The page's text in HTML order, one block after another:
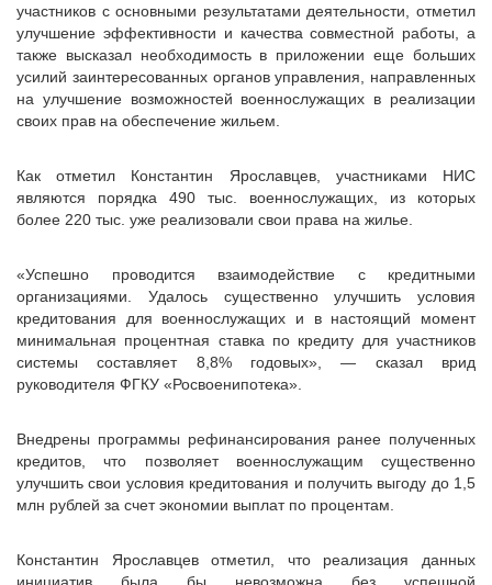
участников с основными результатами деятельности, отметил
улучшение эффективности и качества совместной работы, а
также высказал необходимость в приложении еще больших
усилий заинтересованных органов управления, направленных
на улучшение возможностей военнослужащих в реализации
своих прав на обеспечение жильем.
Как отметил Константин Ярославцев, участниками НИС
являются порядка 490 тыс. военнослужащих, из которых
более 220 тыс. уже реализовали свои права на жилье.
«Успешно проводится взаимодействие с кредитными
организациями. Удалось существенно улучшить условия
кредитования для военнослужащих и в настоящий момент
минимальная процентная ставка по кредиту для участников
системы составляет 8,8% годовых», — сказал врид
руководителя ФГКУ «Росвоенипотека».
Внедрены программы рефинансирования ранее полученных
кредитов, что позволяет военнослужащим существенно
улучшить свои условия кредитования и получить выгоду до 1,5
млн рублей за счет экономии выплат по процентам.
Константин Ярославцев отметил, что реализация данных